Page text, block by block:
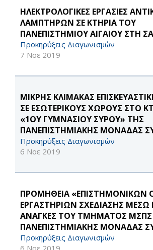
ΗΛΕΚΤΡΟΛΟΓΙΚΕΣ ΕΡΓΑΣΙΕΣ
ΛΑΜΠΤΗΡΩΝ ΣΕ ΚΤΗΡΙΑ ΤΟΥ
ΠΑΝΕΠΙΣΤΗΜΙΟΥ ΑΙΓΑΙΟΥ ΣΤΗ
Προκηρύξεις Διαγωνισμών
7 Νοε 2019
ΜΙΚΡΗΣ ΚΛΙΜΑΚΑΣ
ΣΕ ΕΣΩΤΕΡΙΚΟΥΣ ΧΩΡΟΥΣ ΣΤΟ
«1ΟΥ ΓΥΜΝΑΣΙΟΥ ΣΥΡΟΥ» ΤΗΣ
ΠΑΝΕΠΙΣΤΗΜΙΑΚΗΣ ΜΟΝΑΔΑΣ
Προκηρύξεις Διαγωνισμών
6 Νοε 2019
ΠΡΟΜΗΘΕΙΑ «ΕΠΙΣΤΗΜΟΝΙΚΩΝ
ΕΡΓΑΣΤΗΡΙΩΝ ΣΧΕΔΙΑΣΗΣ ΜΕΣΩ
ΑΝΑΓΚΕΣ ΤΟΥ ΤΜΗΜΑΤΟΣ ΜΣΠΣ
ΠΑΝΕΠΙΣΤΗΜΙΑΚΗΣ ΜΟΝΑΔΑΣ
Προκηρύξεις Διαγωνισμών